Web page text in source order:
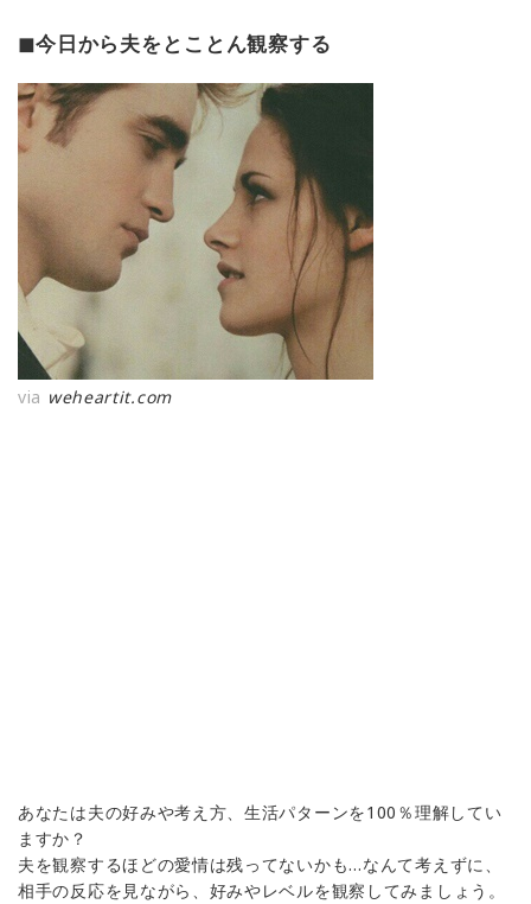
◼︎今日から夫をとことん観察する
via weheartit.com
あなたは夫の好みや考え方、生活パターンを100％理解してい
ますか？
夫を観察するほどの愛情は残ってないかも…なんて考えずに、
相手の反応を見ながら、好みやレベルを観察してみましょう。